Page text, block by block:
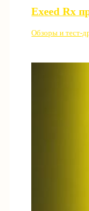
Exeed Rx
Обзоры и тест-